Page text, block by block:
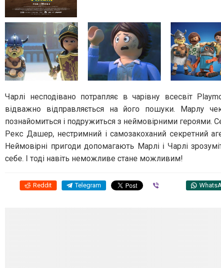
Чарлі несподівано потрапляє в чарівну всесвіт
відважно відправляється на його пошуки. Марлу
познайомиться і подружиться з неймовірними героями.
Рекс Дашер, нестримний і самозакоханий секретний
Неймовірні пригоди допомагають Марлі і Чарлі
себе. І тоді навіть неможливе стане можливим!
Reddit Telegram